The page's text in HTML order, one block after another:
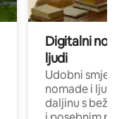
Digitalni
ljudi
Udobni
nomade i ljude
daljinu s